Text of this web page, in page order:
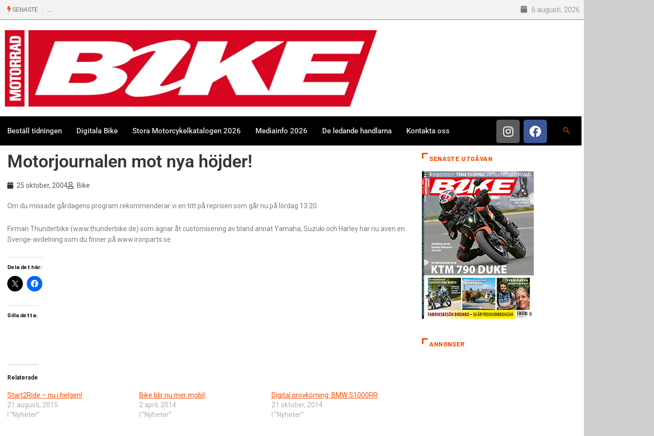
SENASTE 6 augusti, 2026
Beställ tidningen Digitala Bike Stora Motorcykelkatalogen 2026 Mediainfo 2026 De ledande handlarna Kontakta oss
Motorjournalen mot nya höjder!
25 oktober, 2004 Bike
Om du missade gårdagens program rekommenderar vi en titt på reprisen som går nu på lördag 13.20
Firman Thunderbike (www.thunderbike.de) som ägnar åt customisering av bland annat Yamaha, Suzuki och Harley har nu även en
Sverige-avdelning som du finner på www.ironparts.se
Dela det här:
Gilla detta:
Relaterade
Start2Ride – nu i helgen!
21 augusti, 2015
I ”Nyheter”
Bike blir nu mer mobil
2 april, 2014
I ”Nyheter”
Digital provkörning: BMW S1000RR
21 oktober, 2014
I ”Nyheter”
SENASTE UTGÅVAN
ANNONSER